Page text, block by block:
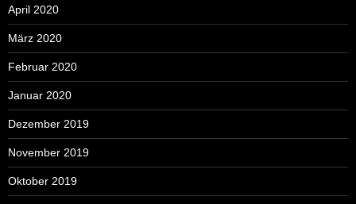
April 2020
März 2020
Februar 2020
Januar 2020
Dezember 2019
November 2019
Oktober 2019